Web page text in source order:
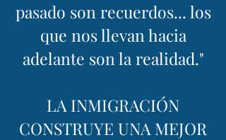
pasado son recuerdos... los
que nos llevan hacia
adelante son la realidad."
LA INMIGRACIÓN
CONSTRUYE UNA MEJOR